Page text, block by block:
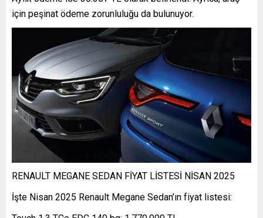
için peşinat ödeme zorunluluğu da bulunuyor.
RENAULT MEGANE SEDAN FİYAT LİSTESİ NİSAN 2025
İşte Nisan 2025 Renault Megane Sedan’ın fiyat listesi: